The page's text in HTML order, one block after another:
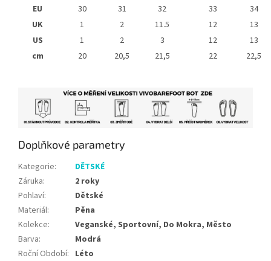
EU 30 31 32 33
34
UK
1 2 11.5 12
13
US
1 2 3 12
13
cm
20 20,5 21,5 22 22,5
Doplňkové parametry
Kategorie:
DĚTSKÉ
Záruka:
2 roky
Pohlaví:
Dětské
Materiál:
Pěna
Kolekce:
Veganské, Sportovní, Do Mokra, Město
Barva:
Modrá
Roční Období: Léto